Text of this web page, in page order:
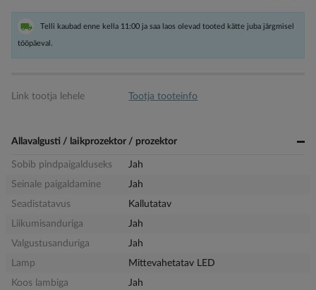
Telli kaubad enne kella 11:00 ja saa laos olevad tooted kätte juba järgmisel
tööpäeval.
Link tootja lehele Tootja tooteinfo
Allavalgusti / laikprozektor / prozektor
Sobib pindpaigalduseks
Jah
Seinale paigaldamine
Jah
Seadistatavus
Kallutatav
Liikumisanduriga
Jah
Valgustusanduriga
Jah
Lamp
Mittevahetatav LED
Koos lambiga
Jah